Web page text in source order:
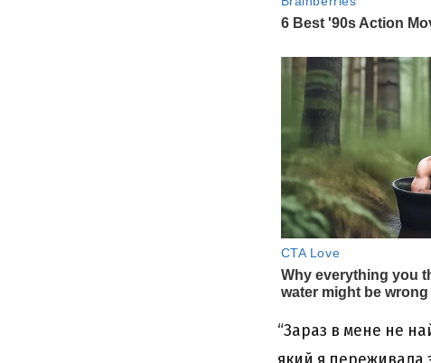
“Зараз в мене не